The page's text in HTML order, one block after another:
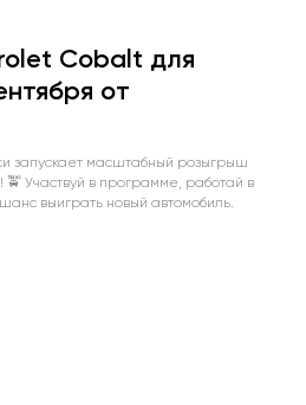
Cobalt для
от
запускает масштабный розыгрыш
Участвуй в программе, работай в
выиграть новый автомобиль.